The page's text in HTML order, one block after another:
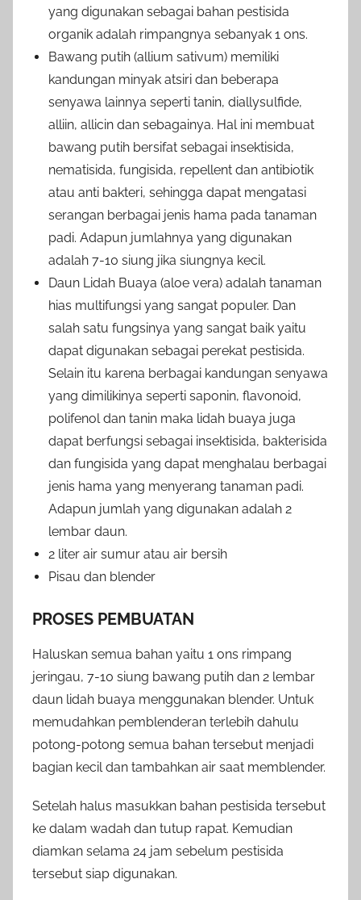
yang digunakan sebagai bahan pestisida
organik adalah rimpangnya sebanyak 1 ons.
Bawang putih (allium sativum) memiliki
kandungan minyak atsiri dan beberapa
senyawa lainnya seperti tanin, diallysulfide,
alliin, allicin dan sebagainya. Hal ini membuat
bawang putih bersifat sebagai insektisida,
nematisida, fungisida, repellent dan antibiotik
atau anti bakteri, sehingga dapat mengatasi
serangan berbagai jenis hama pada tanaman
padi. Adapun jumlahnya yang digunakan
adalah 7-10 siung jika siungnya kecil.
Daun Lidah Buaya (aloe vera) adalah tanaman
hias multifungsi yang sangat populer. Dan
salah satu fungsinya yang sangat baik yaitu
dapat digunakan sebagai perekat pestisida.
Selain itu karena berbagai kandungan senyawa
yang dimilikinya seperti saponin, flavonoid,
polifenol dan tanin maka lidah buaya juga
dapat berfungsi sebagai insektisida, bakterisida
dan fungisida yang dapat menghalau berbagai
jenis hama yang menyerang tanaman padi.
Adapun jumlah yang digunakan adalah 2
lembar daun.
2 liter air sumur atau air bersih
Pisau dan blender
PROSES PEMBUATAN
Haluskan semua bahan yaitu 1 ons rimpang
jeringau, 7-10 siung bawang putih dan 2 lembar
daun lidah buaya menggunakan blender. Untuk
memudahkan pemblenderan terlebih dahulu
potong-potong semua bahan tersebut menjadi
bagian kecil dan tambahkan air saat memblender.
Setelah halus masukkan bahan pestisida tersebut
ke dalam wadah dan tutup rapat. Kemudian
diamkan selama 24 jam sebelum pestisida
tersebut siap digunakan.